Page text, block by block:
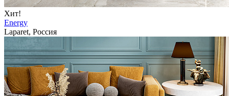
Хит!
Energy
Laparet, Россия